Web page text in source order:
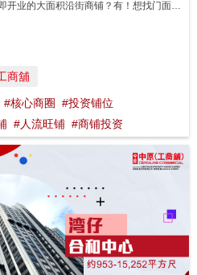
商舖
#核心商圈
#投资铺位
#人流旺铺 #商铺投资